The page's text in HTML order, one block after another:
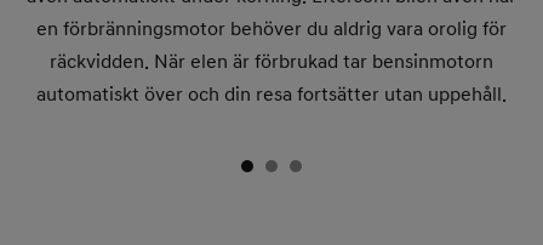
en förbränningsmotor behöver du aldrig vara orolig för
räckvidden. När elen är förbrukad tar bensinmotorn
automatiskt över och din resa fortsätter utan uppehåll.